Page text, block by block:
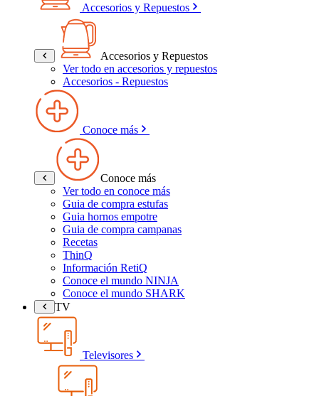
Accesorios y Repuestos
Accesorios y Repuestos
Ver todo en accesorios y repuestos
Accesorios - Repuestos
Conoce más
Conoce más
Ver todo en conoce más
Guia de compra estufas
Guia hornos empotre
Guia de compra campanas
Recetas
ThinQ
Información RetiQ
Conoce el mundo NINJA
Conoce el mundo SHARK
TV
Televisores